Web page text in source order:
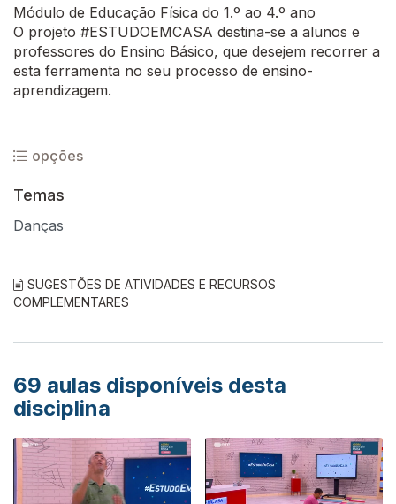
Módulo de Educação Física do 1.º ao 4.º ano
O projeto #ESTUDOEMCASA destina-se a alunos e
professores do Ensino Básico, que desejem recorrer a
esta ferramenta no seu processo de ensino-
aprendizagem.
opções
Temas
Danças
SUGESTÕES DE ATIVIDADES E RECURSOS
COMPLEMENTARES
69 aulas disponíveis desta
disciplina